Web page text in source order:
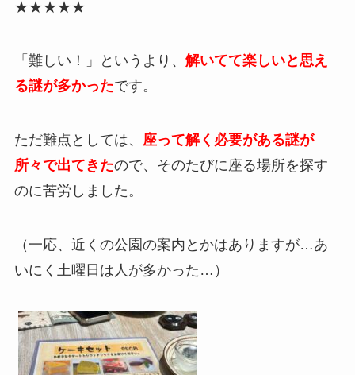
★★★★★
「難しい！」というより、 解いてて楽しいと思え
る謎が多かったです。
ただ難点としては、 座って解く必要がある謎が
所々で出てきたので、そのたびに座る場所を探す
のに苦労しました。
（一応、近くの公園の案内とかはありますが…あ
いにく土曜日は人が多かった…）